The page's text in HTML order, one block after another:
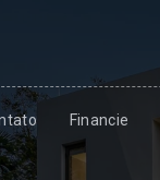
Financie